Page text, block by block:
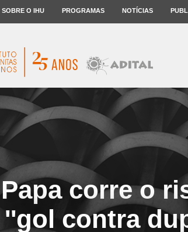
SOBRE O IHU PROGRAMAS NOTÍCIAS
Papa corre o
''gol contra